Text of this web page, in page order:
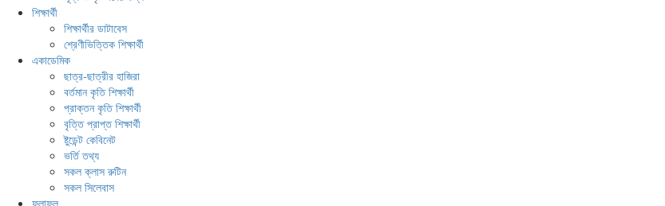
শিক্ষার্থী
শিক্ষার্থীর ডাটাবেস
শ্রেণীভিত্তিক শিক্ষার্থী
একাডেমিক
ছাত্র-ছাত্রীর হাজিরা
বর্তমান কৃতি শিক্ষার্থী
প্রাক্তন কৃতি শিক্ষার্থী
বৃত্তি প্রাপ্ত শিক্ষার্থী
ষ্টুডেন্ট কেবিনেট
ভর্তি তথ্য
সকল ক্লাস রুটিন
সকল সিলেবাস